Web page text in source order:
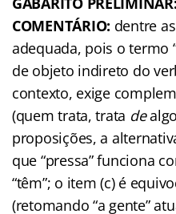
COMENTÁRIO: dentre
adequada, pois o termo
de objeto indireto do
contexto, exige
(quem trata, trata de
proposições, a
que “pressa” funciona
“têm”; o item (c) é
(retomando “a gente”